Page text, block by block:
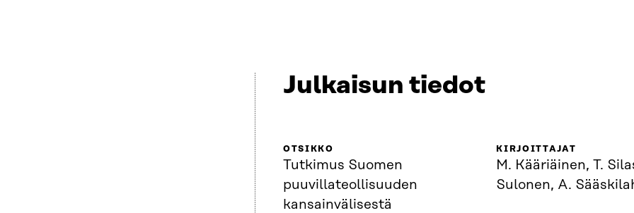
Julkaisun tiedot
OTSIKKO
Tutkimus Suomen
puuvillateollisuuden
kansainvälisestä
KIRJOITTAJAT
M. Kääriäinen, T.
Sulonen, A.